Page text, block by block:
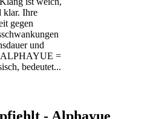
klar. Ihre
gegen
und
ALPHAYUE =
bedeutet...
- Alphayue